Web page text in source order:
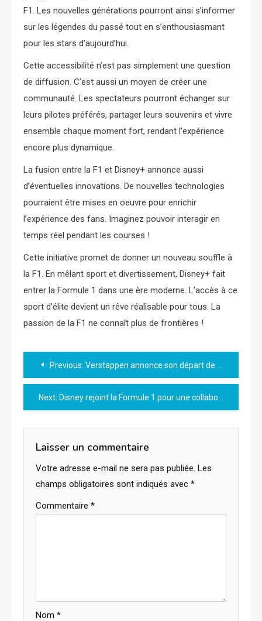
F1. Les nouvelles générations pourront ainsi s’informer
sur les légendes du passé tout en s’enthousiasmant
pour les stars d’aujourd’hui.
Cette accessibilité n’est pas simplement une question
de diffusion. C’est aussi un moyen de créer une
communauté. Les spectateurs pourront échanger sur
leurs pilotes préférés, partager leurs souvenirs et vivre
ensemble chaque moment fort, rendant l’expérience
encore plus dynamique.
La fusion entre la F1 et Disney+ annonce aussi
d’éventuelles innovations. De nouvelles technologies
pourraient être mises en oeuvre pour enrichir
l’expérience des fans. Imaginez pouvoir interagir en
temps réel pendant les courses !
Cette initiative promet de donner un nouveau souffle à
la F1. En mêlant sport et divertissement, Disney+ fait
entrer la Formule 1 dans une ère moderne. L’accès à ce
sport d’élite devient un rêve réalisable pour tous. La
passion de la F1 ne connaît plus de frontières !
Navigation
de
l’article
Previous: Verstappen annonce son départ de la F1, c’est confirmé !
Next: Disney rejoint la Formule 1 pour une collaboration inédite avec Mickey Mouse sur la grille de départ en 2026
Laisser un commentaire
Votre adresse e-mail ne sera pas publiée. Les
champs obligatoires sont indiqués avec *
Commentaire *
Nom *